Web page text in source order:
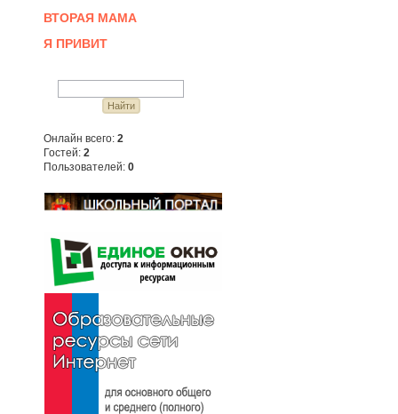
ВТОРАЯ МАМА
Я ПРИВИТ
Онлайн всего: 2
Гостей: 2
Пользователей: 0